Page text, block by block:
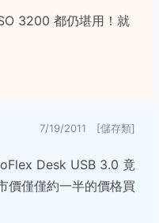
3200 都仍堪用！就
7/19/2011 [儲存類]
Desk USB 3.0 竟
價僅僅約一半的價格買